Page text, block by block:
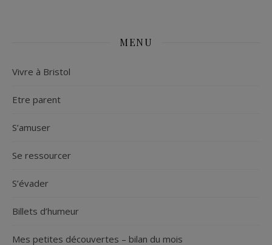
MENU
Vivre à Bristol
Etre parent
S’amuser
Se ressourcer
S’évader
Billets d’humeur
Mes petites découvertes – bilan du mois